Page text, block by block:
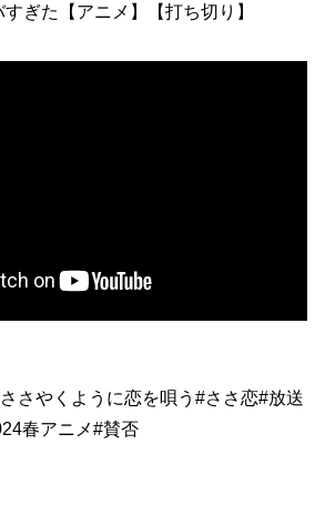
ぎた【アニメ】【打ち切り】
さやくように恋を唄う#ささ恋#放送
春アニメ#賛否